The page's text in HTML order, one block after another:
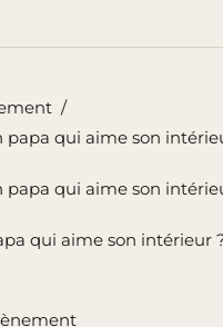
/
papa qui aime son
papa qui aime son
qui aime son